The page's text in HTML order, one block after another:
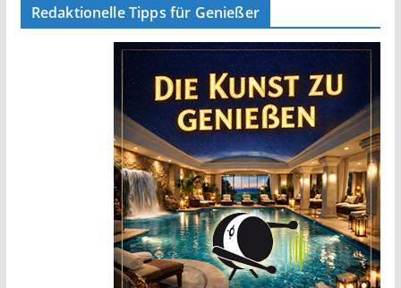
Redaktionelle Tipps für Genießer